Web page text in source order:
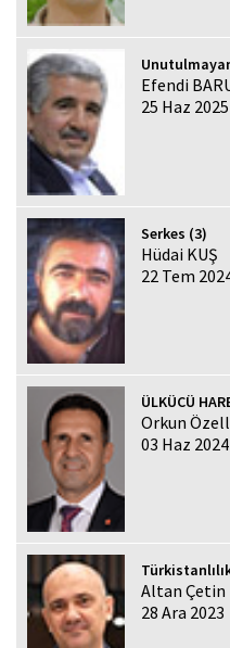
Efendi
25 Haz 2025
Serkes (3)
Hüdai KUŞ
22 Tem
ÜLKÜCÜ
Orkun
03 Haz 2024
Altan Çetin
28 Ara 2023